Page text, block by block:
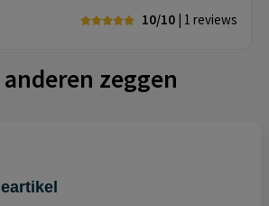
10/10 | 1 reviews
zeggen